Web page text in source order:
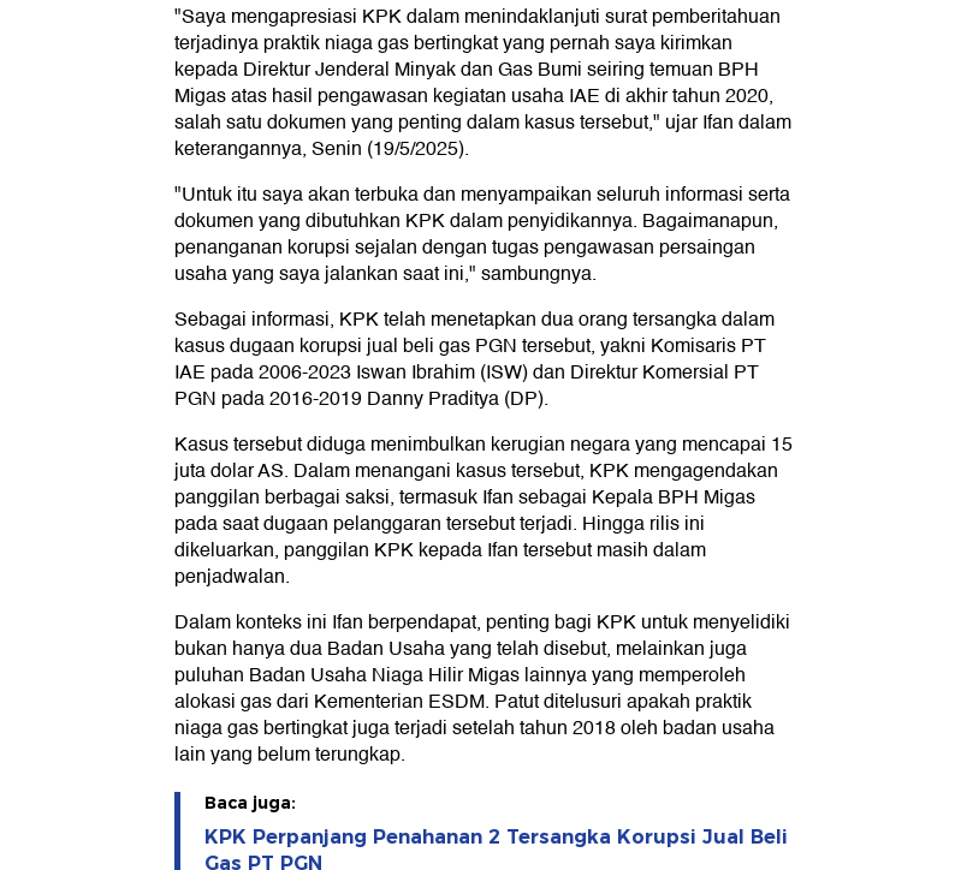
"Saya mengapresiasi KPK dalam menindaklanjuti surat pemberitahuan
terjadinya praktik niaga gas bertingkat yang pernah saya kirimkan
kepada Direktur Jenderal Minyak dan Gas Bumi seiring temuan BPH
Migas atas hasil pengawasan kegiatan usaha IAE di akhir tahun 2020,
salah satu dokumen yang penting dalam kasus tersebut," ujar Ifan dalam
keterangannya, Senin (19/5/2025).
"Untuk itu saya akan terbuka dan menyampaikan seluruh informasi serta
dokumen yang dibutuhkan KPK dalam penyidikannya. Bagaimanapun,
penanganan korupsi sejalan dengan tugas pengawasan persaingan
usaha yang saya jalankan saat ini," sambungnya.
Sebagai informasi, KPK telah menetapkan dua orang tersangka dalam
kasus dugaan korupsi jual beli gas PGN tersebut, yakni Komisaris PT
IAE pada 2006-2023 Iswan Ibrahim (ISW) dan Direktur Komersial PT
PGN pada 2016-2019 Danny Praditya (DP).
Kasus tersebut diduga menimbulkan kerugian negara yang mencapai 15
juta dolar AS. Dalam menangani kasus tersebut, KPK mengagendakan
panggilan berbagai saksi, termasuk Ifan sebagai Kepala BPH Migas
pada saat dugaan pelanggaran tersebut terjadi. Hingga rilis ini
dikeluarkan, panggilan KPK kepada Ifan tersebut masih dalam
penjadwalan.
Dalam konteks ini Ifan berpendapat, penting bagi KPK untuk menyelidiki
bukan hanya dua Badan Usaha yang telah disebut, melainkan juga
puluhan Badan Usaha Niaga Hilir Migas lainnya yang memperoleh
alokasi gas dari Kementerian ESDM. Patut ditelusuri apakah praktik
niaga gas bertingkat juga terjadi setelah tahun 2018 oleh badan usaha
lain yang belum terungkap.
Baca juga:
KPK Perpanjang Penahanan 2 Tersangka Korupsi Jual Beli
Gas PT PGN